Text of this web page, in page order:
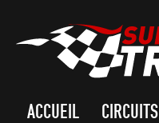
ACCUEIL CIRCUITS